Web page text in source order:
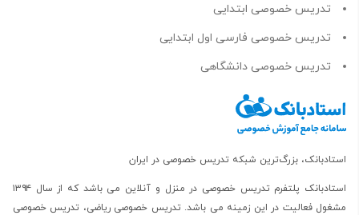
تدریس خصوصی ابتدایی
تدریس خصوصی فارسی اول ابتدایی
تدریس خصوصی دانشگاهی
استادبانک، بزرگ‌ترین شبکه تدریس خصوصی در ایران
استادبانک پلتفرم تدریس خصوصی در منزل و آنلاین
می باشد که از سال ۱۳۹۴
مشغول فعالیت در این زمینه می باشد.تدریس خصوصی ریاضی، تدریس خصوصی